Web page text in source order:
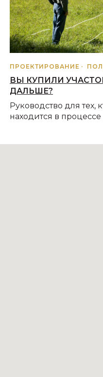
ПРОЕКТИРОВАНИЕ
КАК
Советы по
ПРОЕКТИРОВАНИЕ
ВЫ КУПИЛИ
ДАЛЬШЕ?
Руководство для тех,
находится в